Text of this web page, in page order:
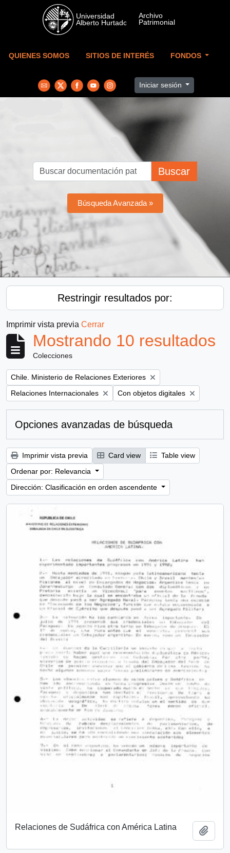
Skip to main content
QUIENES SOMOS SITIOS DE INTERÉS FONDOS
Iniciar sesión
Buscar
Búsqueda Avanzada »
Restringir resultados por:
Imprimir vista previa Cerrar
Mostrando 10 resultados
Colecciones
Remove filter:
Chile. Ministerio de Relaciones Exteriores
Remove filter:
Relaciones Internacionales Remove filter:
Con objetos digitales
Opciones avanzadas de búsqueda
Imprimir vista previa Card view
Table view
Ordenar por: Relevancia
Dirección: Clasificación en orden ascendente
Relaciones de Sudáfrica con América Latina